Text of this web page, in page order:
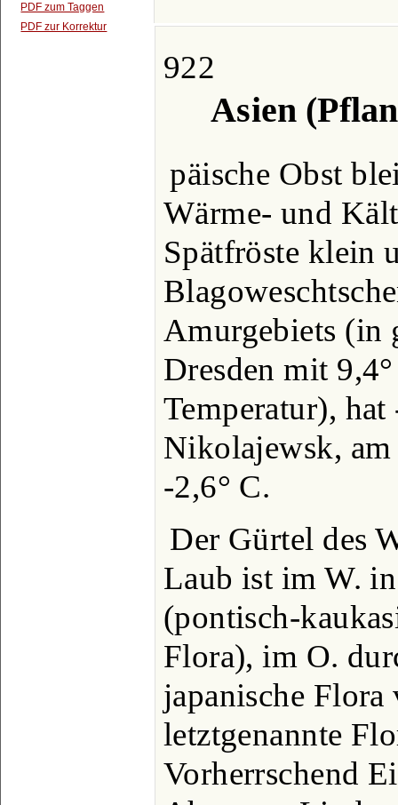
PDF zum Taggen
PDF zur Korrektur
922
Asien
päische Obst
Wärme- und
Spätfröste klein
Amurgebiets (in
Dresden mit
Temperatur),
Nikolajewsk,
-2,6° C.
Der Gürtel des
Laub ist im W.
(pontisch-
Flora), im O.
japanische Flora
letztgenannte
Vorherrschend